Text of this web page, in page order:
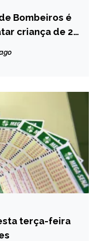
Bombeiros é
criança de 2
terça-feira